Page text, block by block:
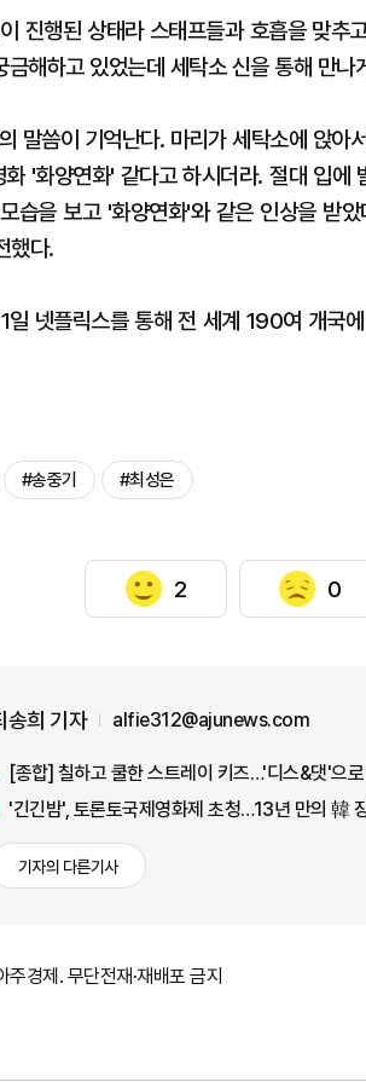
진행된 상태라 스태프들과 호흡을 맞추
해하고 있었는데 세탁소 신을 통해 만나
말씀이 기억난다. 마리가 세탁소에 앉아
'화양연화' 같다고 하시더라. 절대 입에
습을 보고 '화양연화'와 같은 인상을 받
했다.
넷플릭스를 통해 전 세계 190여 개국
#송중기 #최성은
2 0
송희 기자 alfie312@ajunews.com
[종합] 칠하고 쿨한 스트레이 키즈…'디스&댓'으
'긴긴밤', 토론토국제영화제 초청…13년 만의 韓
기자의 다른기사
경제. 무단전재·재배포 금지